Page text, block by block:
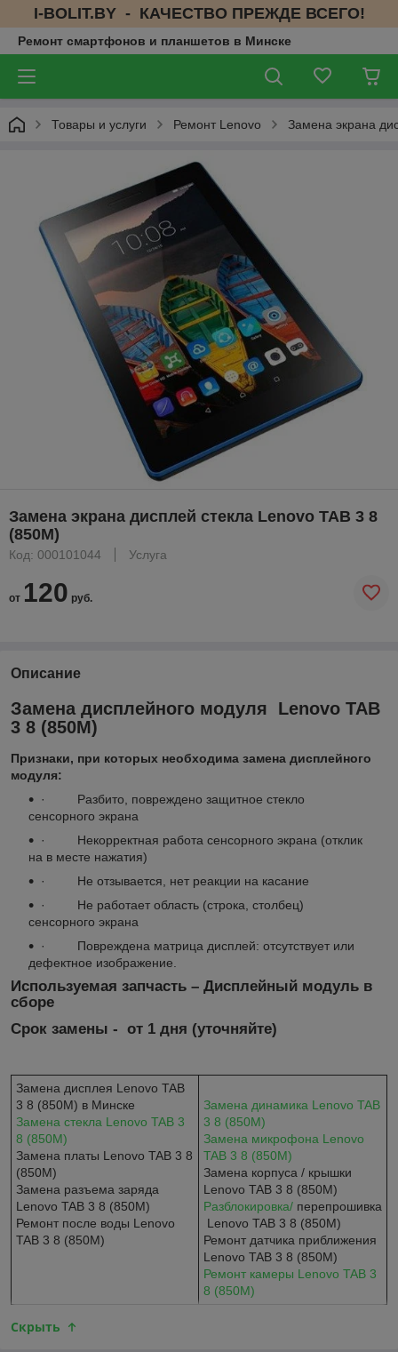
I-BOLIT.BY - КАЧЕСТВО ПРЕЖДЕ ВСЕГО!
Ремонт смартфонов и планшетов в Минске
Товары и услуги Ремонт Lenovo Замена экрана
Замена экрана дисплей стекла Lenovo TAB 3 8
(850M)
Код: 000101044 Услуга
от 120 руб.
Описание
Замена дисплейного модуля Lenovo TAB
3 8 (850M)
Признаки, при которых необходима замена дисплейного
модуля:
· Разбито, повреждено защитное стекло
сенсорного экрана
· Некорректная работа сенсорного экрана (отклик
на в месте нажатия)
· Не отзывается, нет реакции на касание
· Не работает область (строка, столбец)
сенсорного экрана
· Повреждена матрица дисплей: отсутствует или
дефектное изображение.
Используемая запчасть – Дисплейный модуль в
сборе
Срок замены - от 1 дня (уточняйте)
Замена дисплея Lenovo TAB
3 8 (850M) в Минске
Замена стекла Lenovo TAB 3
8 (850M)
Замена платы Lenovo TAB 3 8
(850M)
Замена разъема заряда
Lenovo TAB 3 8 (850M)
Ремонт после воды Lenovo
TAB 3 8 (850M)
Замена динамика Lenovo TAB
3 8 (850M)
Замена микрофона Lenovo
TAB 3 8 (850M)
Замена корпуса / крышки
Lenovo TAB 3 8 (850M)
Разблокировка/ перепрошивка
Lenovo TAB 3 8 (850M)
Ремонт датчика приближения
Lenovo TAB 3 8 (850M)​​​​​​​
Ремонт камеры Lenovo TAB 3
8 (850M)
Скрыть